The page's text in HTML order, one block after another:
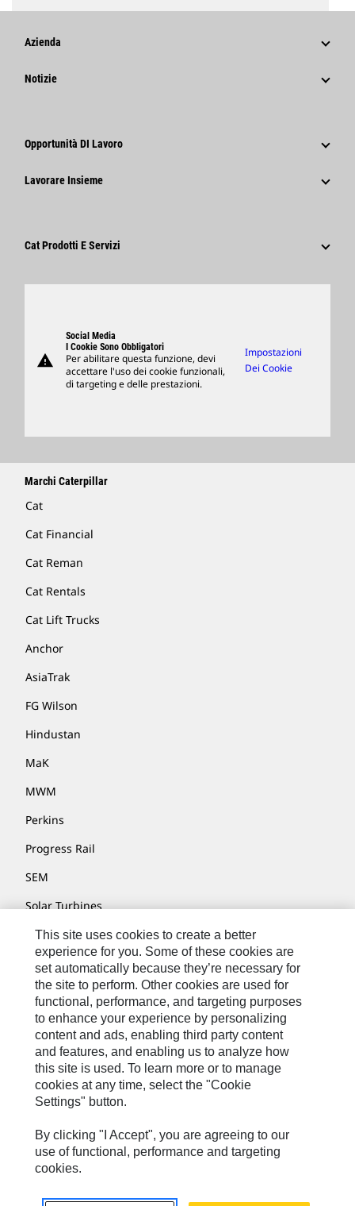
Azienda
Strategia
Codice Di Condotta
Innovazione
Notizie
Comunicati Stampa Aziendali
Opportunità DI Lavoro
Perché Caterpillar?
Lavorare Insieme
Fornitori
Cat Prodotti E Servizi
Support
Merchandising
Trova Un Dealer
warning
Social Media
I Cookie Sono Obbligatori
Per abilitare questa funzione, devi
accettare l'uso dei cookie funzionali,
di targeting e delle prestazioni.
Impostazioni
Dei Cookie
Marchi Caterpillar
Cat
Cat Financial
Cat Reman
Cat Rentals
Cat Lift Trucks
Anchor
AsiaTrak
FG Wilson
Hindustan
MaK
MWM
Perkins
Progress Rail
SEM
Solar Turbines
SPM Oil & Gas
Turner Powertrain Systems
Contatti
Mappa Del Sito
Cookie Settings
Informazioni Legali
Privacy
Cat.com
This site uses cookies to create a better
experience for you. Some of these cookies are
set automatically because they’re necessary for
the site to perform. Other cookies are used for
functional, performance, and targeting purposes
to enhance your experience by personalizing
content and ads, enabling third party content
and features, and enabling us to analyze how
this site is used. To learn more or to manage
cookies at any time, select the "Cookie
Settings" button.
By clicking "I Accept", you are agreeing to our
use of functional, performance and targeting
cookies.